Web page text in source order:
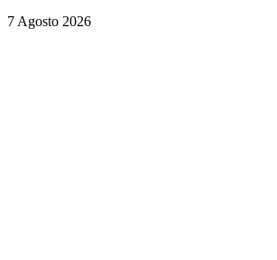
7 Agosto 2026